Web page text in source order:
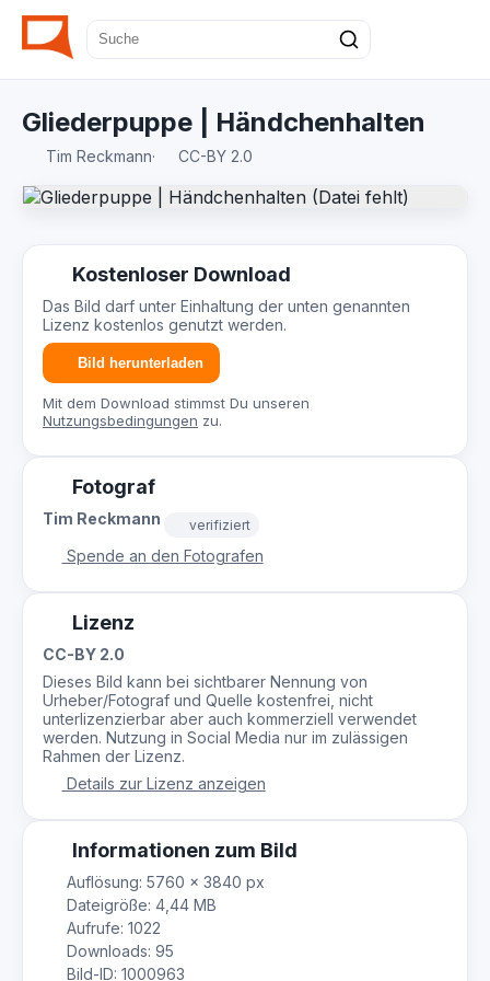
Gliederpuppe | Händchenhalten
Tim Reckmann· CC-BY 2.0
Kostenloser Download
Das Bild darf unter Einhaltung der unten genannten
Lizenz kostenlos genutzt werden.
Bild herunterladen
Mit dem Download stimmst Du unseren
Nutzungsbedingungen zu.
Fotograf
Tim Reckmann verifiziert
Spende an den Fotografen
Lizenz
CC-BY 2.0
Dieses Bild kann bei sichtbarer Nennung von
Urheber/Fotograf und Quelle kostenfrei, nicht
unterlizenzierbar aber auch kommerziell verwendet
werden. Nutzung in Social Media nur im zulässigen
Rahmen der Lizenz.
Details zur Lizenz anzeigen
Informationen zum Bild
Auflösung: 5760 × 3840 px
Dateigröße: 4,44 MB
Aufrufe: 1022
Downloads: 95
Bild-ID: 1000963